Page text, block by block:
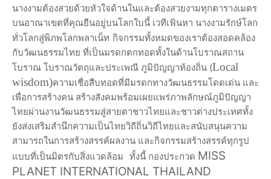
นางงามต้องสวยด้วยหัวใจด้านในและต้องสวยงามทุกตารางเมตร
บนอาณาเขตที่คุณยืนอยู่บนโลกใบนี้ เวทีเฟ้นหา นางงามรักษ์โลก
ทั่วโลกสู่พิภพโลกพลาเน็ท กิจกรรมทั้งหมดของเราต้องสอดคล้อง
กับวัฒนธรรมไทย ที่เป็นมรดกตกทอดทั้งในด้านโบราณสถาน
โบราณ โบราณวัตถุและประเพณี ภูมิปัญญาท้องถิ่น (Local
wisdom)ความเชื่อสืบทอดที่มีมรดกทางวัฒนธรรมโดดเด่น และ
เพื่อการสร้างคน สร้างสังคมพร้อมเผยแพร่ภาพลักษณ์ภูมิปัญญา
ไทยผ่านงานวัฒนธรรมสู่สายตาชาวไทยและชาวต่างประเทศทั้ง
ยังส่งเสริมสำนึกความเป็นไทยวิถีถิ่นวิถีไทยและสนับสนุนความ
สามารถในการสร้างสรรค์ผลงาน และกิจกรรมสร้างสรรค์ทุกรูป
แบบที่เป็นมิตรกับสิ่งแวดล้อม ทั้งนี้ กองประกวด MISS
PLANET INTERNATIONAL THAILAND